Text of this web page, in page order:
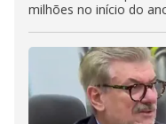
milhões no início do